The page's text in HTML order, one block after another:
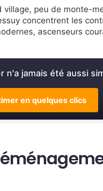
peu de monte-
concentrent les
ascenseurs
n'a jamais été aussi
en quelques clics